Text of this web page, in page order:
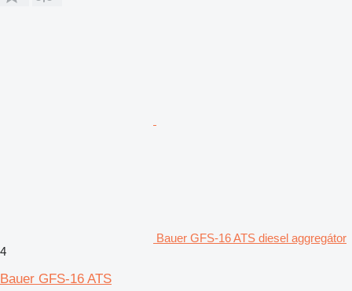
Bauer GFS-16 ATS diesel aggregátor
4
Bauer GFS-16 ATS